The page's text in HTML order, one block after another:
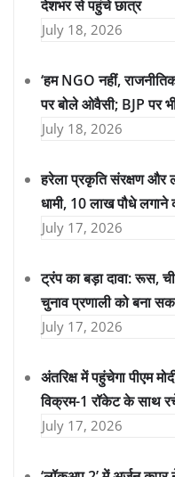
देशभर से पहुंचे छात्र
July 18, 2026
‘हम NGO नहीं,
पर बोले ओवैसी; BJP पर
July 18, 2026
हरेला प्रकृति संरक्षण और
धामी, 10 लाख पौधे
July 17, 2026
ट्रंप का बड़ा दावा: रूस,
चुनाव प्रणाली को बना
July 17, 2026
अंतरिक्ष में पहुंचेगा पीएम
विक्रम-1 रॉकेट के साथ
July 17, 2026